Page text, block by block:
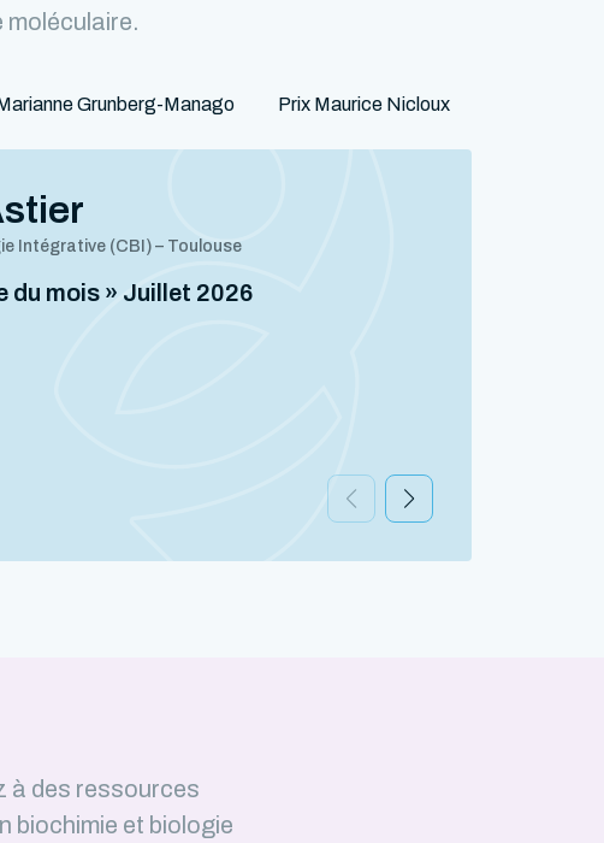
moléculaire.
Grunberg-Manago Prix Maurice Nicloux
Intégrative (CBI) – Toulouse
du mois » Juillet 2026
à des ressources
biochimie et biologie